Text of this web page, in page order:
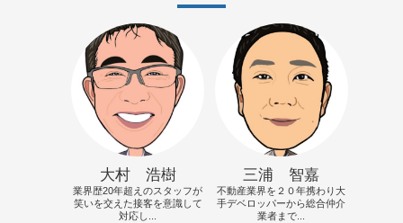
大村 浩樹
業界歴20年超えのスタッフが
笑いを交えた接客を意識して
対応し...
三浦 智嘉
不動産業界を２０年携わり大
手デベロッパーから総合仲介
業者まで...